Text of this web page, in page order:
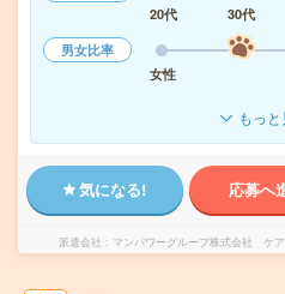
20代
30代
男女比率
女性
もっ
気になる! 応募へ
派遣会社 マンパワーグループ株式会社 ケ